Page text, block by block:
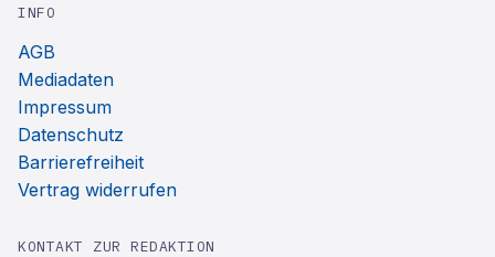
INFO
AGB
Mediadaten
Impressum
Datenschutz
Barrierefreiheit
Vertrag widerrufen
KONTAKT ZUR REDAKTION